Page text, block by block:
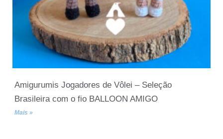
Amigurumis Jogadores de Vôlei – Seleção
Brasileira com o fio BALLOON AMIGO
Mais »